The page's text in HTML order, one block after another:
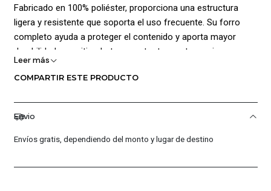
Fabricado en 100% poliéster, proporciona una estructura
ligera y resistente que soporta el uso frecuente. Su forro
completo ayuda a proteger el contenido y aporta mayor
durabilidad, permitiendo transportar tus pertenencias con
seguridad y confianza.
almacenamiento de ropa, cuadernos, accesorios deportivos
o dispositivos electrónicos. Además, incorpora bolsillos
adicionales que permiten mantener organizados los objetos
Leer más
COMPARTIR ESTE PRODUCTO
Envio
Envíos gratis, dependiendo del monto y lugar de destino